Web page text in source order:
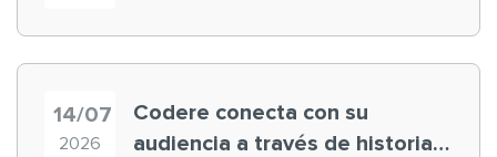
14/07
2026
Codere conecta con su
audiencia a través de historias